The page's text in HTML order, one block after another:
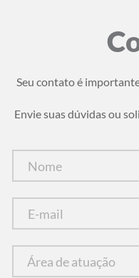
Seu contato é
Envie suas dúvidas ou